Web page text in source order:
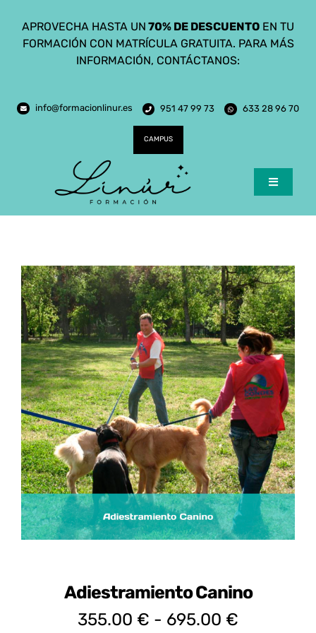
contenido
APROVECHA HASTA UN 70% DE DESCUENTO EN TU
FORMACIÓN CON MATRÍCULA GRATUITA. PARA MÁS
INFORMACIÓN, CONTÁCTANOS:
info@formacionlinur.es 951 47 99 73 633 28 96 70
CAMPUS
Toggle
Inicio
Ciclos Formativos
Certificados de Profesionalidad
Contacto
Adiestramiento Canino
355.00 € - 695.00 €